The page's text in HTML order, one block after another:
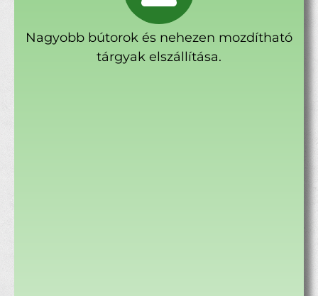
Nagyobb bútorok és nehezen mozdítható
tárgyak elszállítása.